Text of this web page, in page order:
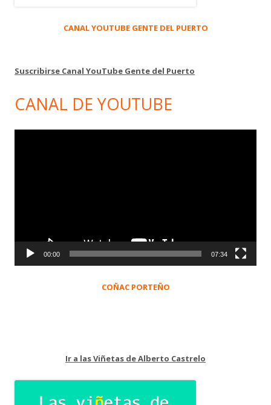
CANAL YOUTUBE GENTE DEL PUERTO
Suscribirse Canal YouTube Gente del Puerto
CANAL DE YOUTUBE
00:00 07:34
COÑAC PORTEÑO
Ir a las Viñetas de Alberto Castrelo